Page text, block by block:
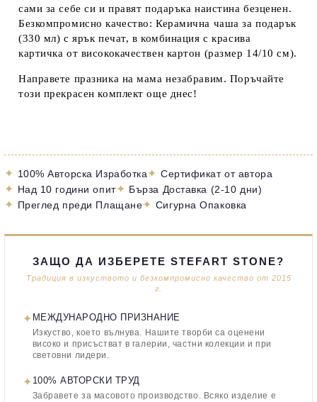
сами за себе си и правят подаръка наистина безценен.
Безкомпромисно качество: Керамична чаша за подарък
(330 мл) с ярък печат, в комбинация с красива
картичка от висококачествен картон (размер 14/10 см).
Направете празника на мама незабравим. Поръчайте
този прекрасен комплект още днес!
✦ 100% Авторска Изработка✦ Сертификат от автора
✦ Над 10 години опит✦ Бърза Доставка (2-10 дни)
✦ Преглед преди Плащане✦ Сигурна Опаковка
ЗАЩО ДА ИЗБЕРЕТЕ STEFART STONE?
Традиция в изкуството и безкомпромисно качество от 2015
г.
✦ МЕЖДУНАРОДНО ПРИЗНАНИЕ
Изкуство, което вълнува. Нашите творби са оценени
високо и присъстват в галерии, частни колекции и при
световни лидери.
✦ 100% АВТОРСКИ ТРУД
Забравете за масовото производство. Всяко изделие е